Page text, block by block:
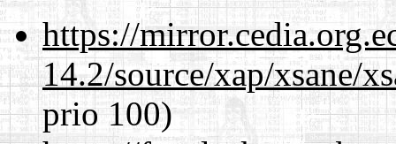
https://
14.2/source/xap/xsane/
prio 100)